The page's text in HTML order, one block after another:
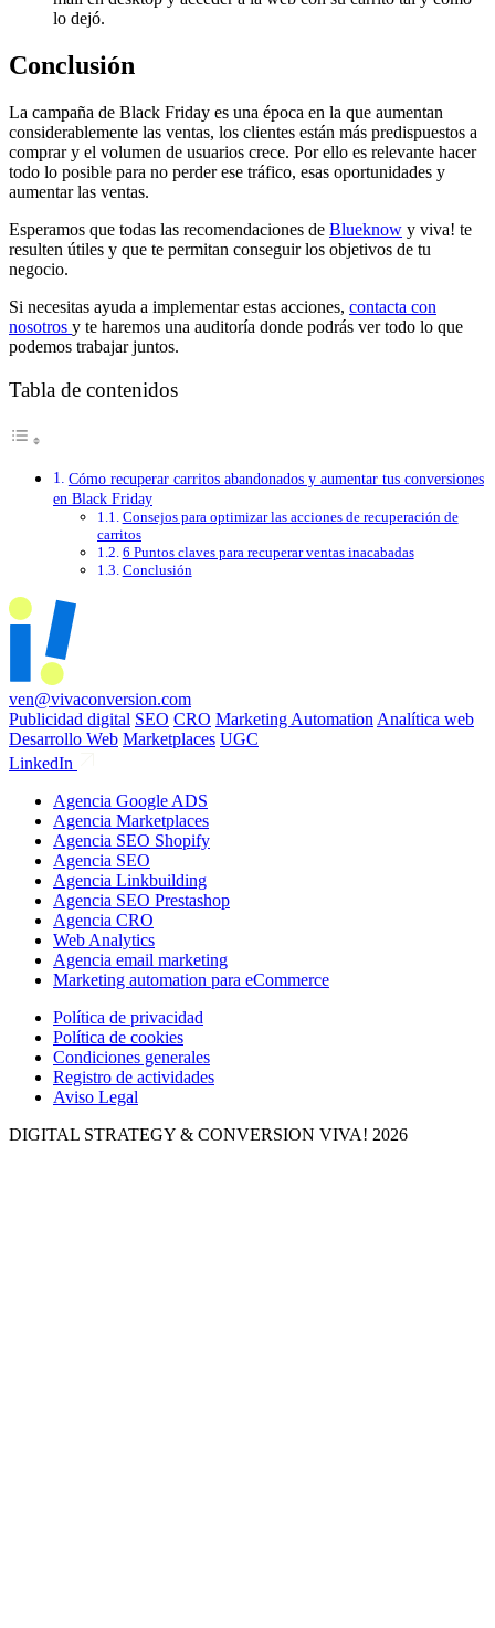
lo dejó.
Conclusión
La campaña de Black Friday es una época en la que aumentan
considerablemente las ventas, los clientes están más predispuestos a
comprar y el volumen de usuarios crece. Por ello es relevante hacer
todo lo posible para no perder ese tráfico, esas oportunidades y
aumentar las ventas.
Esperamos que todas las recomendaciones de Blueknow y viva! te
resulten útiles y que te permitan conseguir los objetivos de tu
negocio.
Si necesitas ayuda a implementar estas acciones, contacta con
nosotros y te haremos una auditoría donde podrás ver todo lo que
podemos trabajar juntos.
Tabla de contenidos
Cómo recuperar carritos abandonados y aumentar tus conversiones
en Black Friday
Consejos para optimizar las acciones de recuperación de
carritos
6 Puntos claves para recuperar ventas inacabadas
Conclusión
ven@vivaconversion.com
Publicidad digital SEO CRO Marketing Automation Analítica web
Desarrollo Web Marketplaces UGC
LinkedIn
Agencia Google ADS
Agencia Marketplaces
Agencia SEO Shopify
Agencia SEO
Agencia Linkbuilding
Agencia SEO Prestashop
Agencia CRO
Web Analytics
Agencia email marketing
Marketing automation para eCommerce
Política de privacidad
Política de cookies
Condiciones generales
Registro de actividades
Aviso Legal
DIGITAL STRATEGY & CONVERSION VIVA! 2026